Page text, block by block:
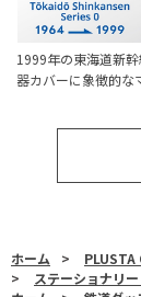
1999年の東海道新
器カバーに象徴的
ホーム > PLUSTA
>
ステーショナリー